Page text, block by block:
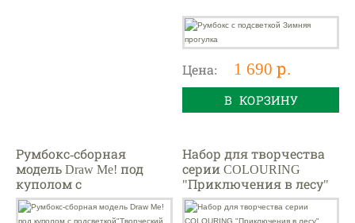
Цена: 1 690 р.
В КОРЗИНУ
Румбокс-сборная
модель Draw Me! под
куполом с
подсветкой"Творчески
й мир", 11,5*9*9см
Набор для творчества
серии COLOURING
"Приключения в лесу"